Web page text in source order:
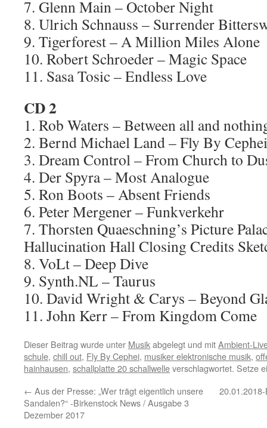
7. Glenn Main – October Night
8. Ulrich Schnauss – Surrender
9. Tigerforest – A Million Miles Alone
10. Robert Schroeder – Magic Space
11. Sasa Tosic – Endless Love
CD 2
1. Rob Waters – Between all and
2. Bernd Michael Land – Fly By Cephei
3. Dream Control – From Church to
4. Der Spyra – Most Analogue
5. Ron Boots – Absent Friends
6. Peter Mergener – Funkverkehr
7. Thorsten Quaeschning’s Picture
Hallucination Hall Closing Credits
8. VoLt – Deep Dive
9. Synth.NL – Taurus
10. David Wright & Carys – Beyond
11. John Kerr – From Kingdom Come
Dieser Beitrag wurde unter Musikabgelegt und mitAmbient-
schule, chill out, Fly By Cephei, musiker elektronische musik,
hainhausen, schallplatte 20 schallwelleverschlagwortet. Setze
← Aus der Presse: „Wer trägt eigentlich unsere
Sandalen?“ -Birkenstock News / Ausgabe 3
Dezember 2017